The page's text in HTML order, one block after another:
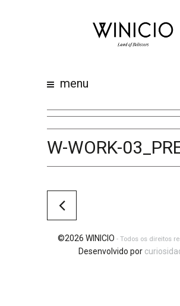
menu
clients
team
awards
contacts
W-WORK-
©2026 WINICIO - Todos os direitos
Desenvolvido por